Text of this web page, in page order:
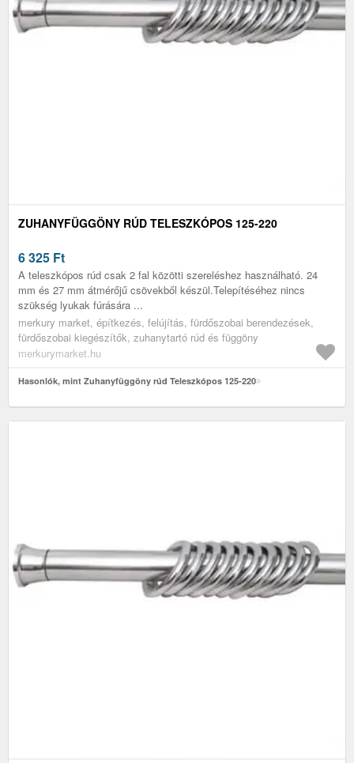
ZUHANYFÜGGÖNY RÚD TELESZKÓPOS 125-220
6 325 Ft
A teleszkópos rúd csak 2 fal közötti szereléshez használható. 24
mm és 27 mm átmérőjű csövekből készül.Telepítéséhez nincs
szükség lyukak fúrására ...
merkury market, építkezés, felújítás, fürdőszobai berendezések,
fürdőszobai kiegészítők, zuhanytartó rúd és függöny
merkurymarket.hu
Hasonlók, mint Zuhanyfüggöny rúd Teleszkópos 125-220